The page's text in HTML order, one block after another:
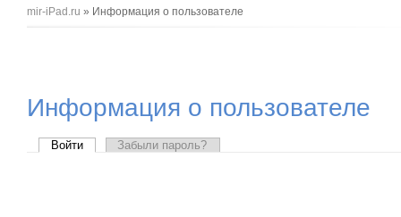
Вы здесь
mir-iPad.ru » Информация о пользователе
Информация о пользователе
Главные вкладки
Войти (активная вкладка)
Забыли пароль?